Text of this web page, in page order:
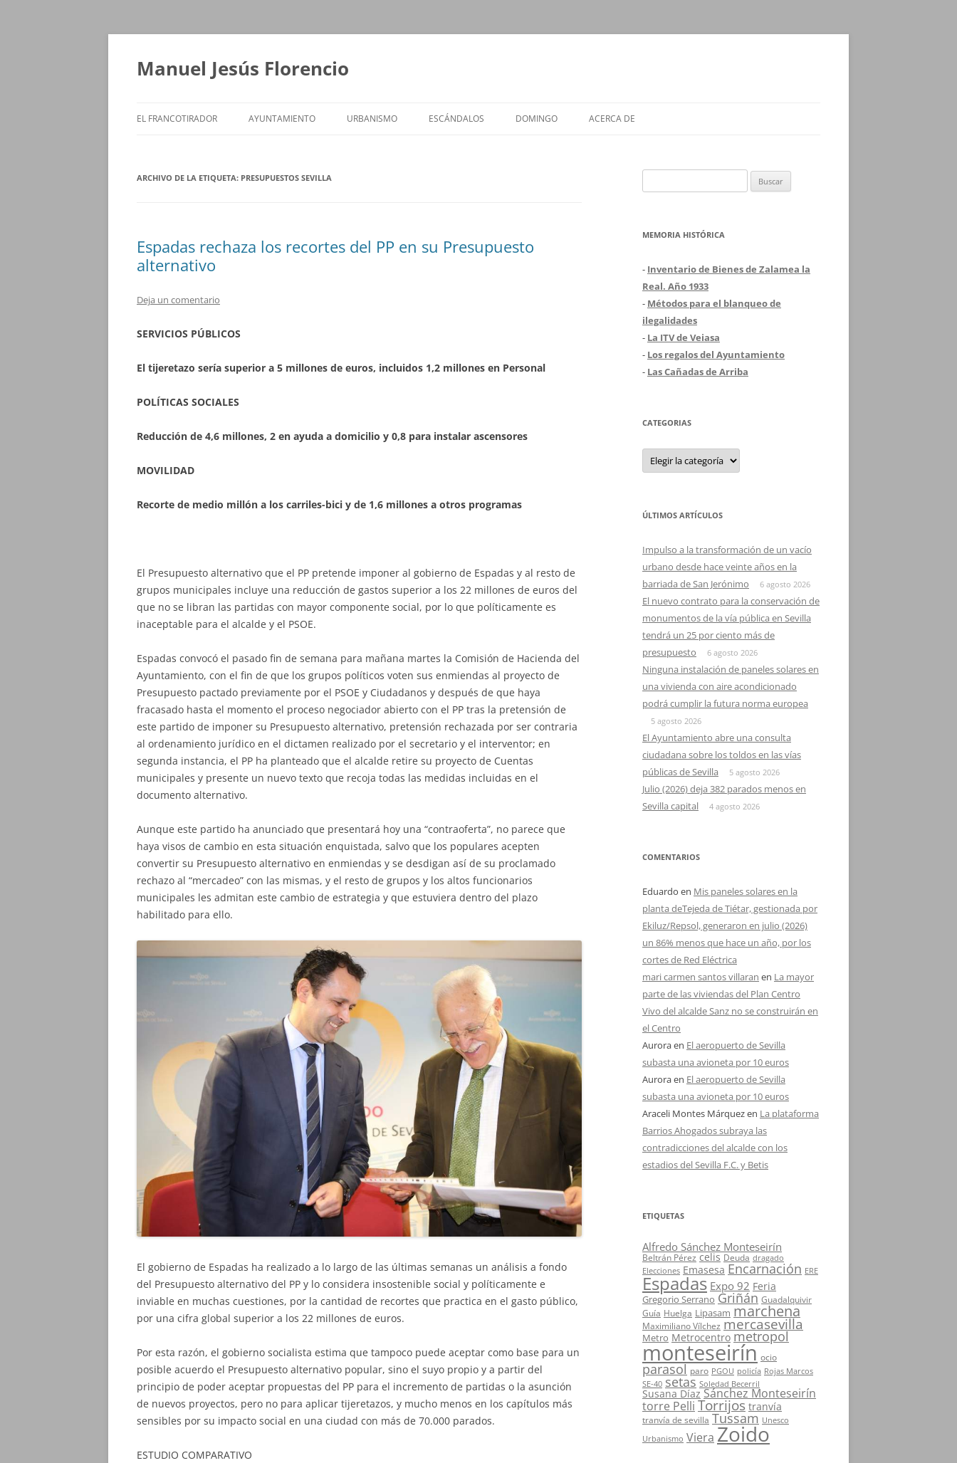
Saltar
Manuel Jesús Florencio
EL FRANCOTIRADOR AYUNTAMIENTO URBANISMO ESCÁNDALOS DOMINGO ACERCA DE
ARCHIVO DE LA ETIQUETA: PRESUPUESTOS SEVILLA
Espadas rechaza los recortes del PP en su Presupuesto
alternativo
Deja un comentario
SERVICIOS PÚBLICOS
El tijeretazo sería superior a 5 millones de euros, incluidos 1,2 millones en Personal
POLÍTICAS SOCIALES
Reducción de 4,6 millones, 2 en ayuda a domicilio y 0,8 para instalar ascensores
MOVILIDAD
Recorte de medio millón a los carriles-bici y de 1,6 millones a otros programas
El Presupuesto alternativo que el PP pretende imponer al gobierno de Espadas y al resto de
grupos municipales incluye una reducción de gastos superior a los 22 millones de euros del
que no se libran las partidas con mayor componente social, por lo que políticamente es
inaceptable para el alcalde y el PSOE.
Espadas convocó el pasado fin de semana para mañana martes la Comisión de Hacienda del
Ayuntamiento, con el fin de que los grupos políticos voten sus enmiendas al proyecto de
Presupuesto pactado previamente por el PSOE y Ciudadanos y después de que haya
fracasado hasta el momento el proceso negociador abierto con el PP tras la pretensión de
este partido de imponer su Presupuesto alternativo, pretensión rechazada por ser contraria
al ordenamiento jurídico en el dictamen realizado por el secretario y el interventor; en
segunda instancia, el PP ha planteado que el alcalde retire su proyecto de Cuentas
municipales y presente un nuevo texto que recoja todas las medidas incluidas en el
documento alternativo.
Aunque este partido ha anunciado que presentará hoy una “contraoferta”, no parece que
haya visos de cambio en esta situación enquistada, salvo que los populares acepten
convertir su Presupuesto alternativo en enmiendas y se desdigan así de su proclamado
rechazo al “mercadeo” con las mismas, y el resto de grupos y los altos funcionarios
municipales les admitan este cambio de estrategia y que estuviera dentro del plazo
habilitado para ello.
El gobierno de Espadas ha realizado a lo largo de las últimas semanas un análisis a fondo
del Presupuesto alternativo del PP y lo considera insostenible social y políticamente e
inviable en muchas cuestiones, por la cantidad de recortes que practica en el gasto público,
por una cifra global superior a los 22 millones de euros.
Por esta razón, el gobierno socialista estima que tampoco puede aceptar como base para un
posible acuerdo el Presupuesto alternativo popular, sino el suyo propio y a partir del
principio de poder aceptar propuestas del PP para el incremento de partidas o la asunción
de nuevos proyectos, pero no para aplicar tijeretazos, y mucho menos en los capítulos más
sensibles por su impacto social en una ciudad con más de 70.000 parados.
ESTUDIO COMPARATIVO
MEMORIA HISTÓRICA
- Inventario de Bienes de Zalamea la
Real. Año 1933
- Métodos para el blanqueo de
ilegalidades
- La ITV de Veiasa
- Los regalos del Ayuntamiento
- Las Cañadas de Arriba
CATEGORIAS
Categorias
ÚLTIMOS ARTÍCULOS
Impulso a la transformación de un vacío
urbano desde hace veinte años en la
barriada de San Jerónimo
6 agosto 2026
El nuevo contrato para la conservación de
monumentos de la vía pública en Sevilla
tendrá un 25 por ciento más de
presupuesto
6 agosto 2026
Ninguna instalación de paneles solares en
una vivienda con aire acondicionado
podrá cumplir la futura norma europea
5 agosto 2026
El Ayuntamiento abre una consulta
ciudadana sobre los toldos en las vías
públicas de Sevilla
5 agosto 2026
Julio (2026) deja 382 parados menos en
Sevilla capital
4 agosto 2026
COMENTARIOS
Eduardo en Mis paneles solares en la
planta deTejeda de Tiétar, gestionada por
Ekiluz/Repsol, generaron en julio (2026)
un 86% menos que hace un año, por los
cortes de Red Eléctrica
mari carmen santos villaran en La mayor
parte de las viviendas del Plan Centro
Vivo del alcalde Sanz no se construirán en
el Centro
Auroraen El aeropuerto de Sevilla
subasta una avioneta por 10 euros
Auroraen El aeropuerto de Sevilla
subasta una avioneta por 10 euros
Araceli Montes Márquezen La plataforma
Barrios Ahogados subraya las
contradicciones del alcalde con los
estadios del Sevilla F.C. y Betis
ETIQUETAS
Alfredo Sánchez Monteseirín
Beltrán Pérez celis Deuda dragado
Elecciones Emasesa Encarnación ERE
Espadas Expo 92 Feria
Gregorio Serrano Griñán Guadalquivir
Guía Huelga Lipasam marchena
Maximiliano Vílchez mercasevilla
Metro Metrocentro metropol
monteseirín ocio
parasol paro PGOU policía Rojas Marcos
SE-40 setas Soledad Becerril
Susana Díaz Sánchez Monteseirín
torre Pelli Torrijos tranvía
tranvía de sevilla Tussam Unesco
Urbanismo Viera Zoido